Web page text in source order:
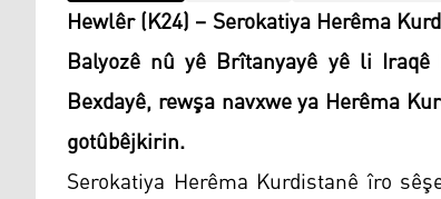
Hewlêr (K24) – Serokatiya Herêma
Balyozê nû yê Brîtanyayê yê li
Bexdayê, rewşa navxwe ya Herêma
gotûbêjkirin.
Serokatiya Herêma Kurdistanê îro